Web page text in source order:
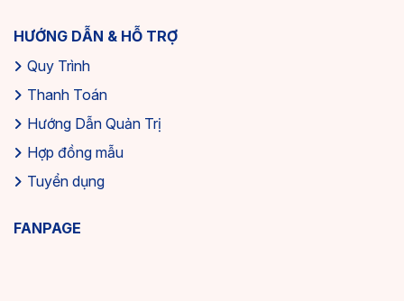
HƯỚNG DẪN & HỖ TRỢ
Quy Trình
Thanh Toán
Hướng Dẫn Quản Trị
Hợp đồng mẫu
Tuyển dụng
FANPAGE